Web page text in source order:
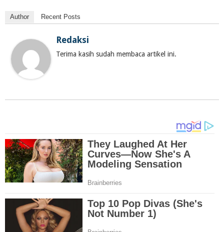
Author Recent Posts
Redaksi
Terima kasih sudah membaca artikel ini.